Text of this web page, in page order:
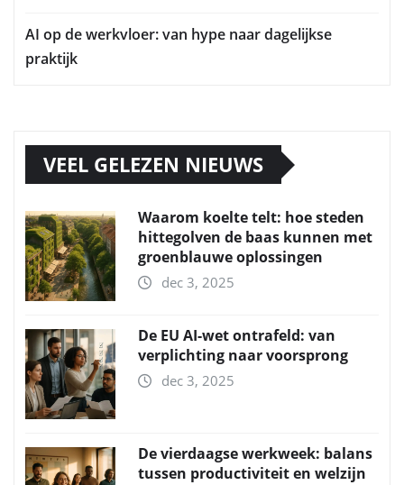
AI op de werkvloer: van hype naar dagelijkse
praktijk
VEEL GELEZEN NIEUWS
Waarom koelte telt: hoe steden
hittegolven de baas kunnen met
groenblauwe oplossingen
dec 3, 2025
De EU AI-wet ontrafeld: van
verplichting naar voorsprong
dec 3, 2025
De vierdaagse werkweek: balans
tussen productiviteit en welzijn